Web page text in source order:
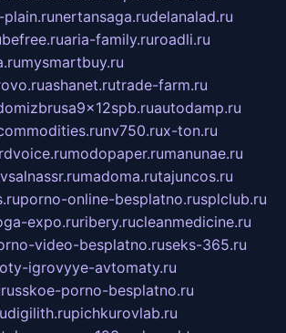
plain.runertansaga.rudelanalad.ru
aria-family.ruroadli.ru
mysmartbuy.ru
ashanet.rutrade-farm.ru
autodamp.ru
nv750.rux-ton.ru
modopaper.rumanunae.ru
madoma.rutajuncos.ru
porno-online-besplatno.rusplclub.ru
expo.ruribery.rucleanmedicine.ru
video-besplatno.ruseks-365.ru
igrovyye-avtomaty.ru
russkoe-porno-besplatno.ru
digilith.rupichkurovlab.ru